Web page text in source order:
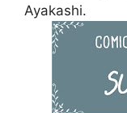
Ayakashi.